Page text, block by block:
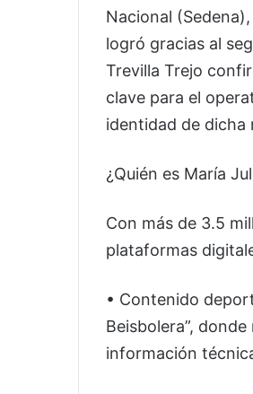
Nacional
logró gracias al
Trevilla Trejo
clave para el
identidad de dicha
¿Quién es María
Con más de 3.5
plataformas
• Contenido
Beisbolera”,
información